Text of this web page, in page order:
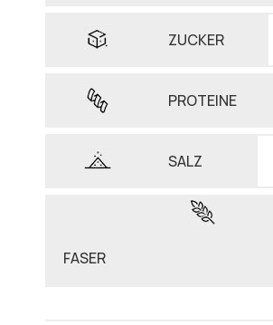
ZUCKER
PROTEINE
SALZ
FASER